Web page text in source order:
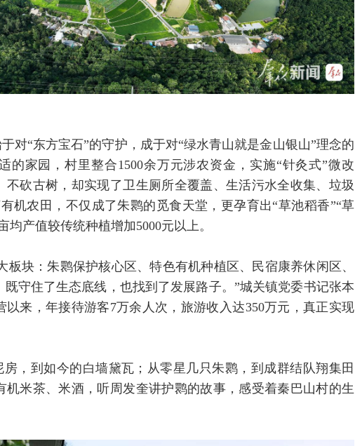
对“东方宝石”的守护，成于对“绿水青山就是金山银山”理念的
的家园，村里整合1500余万元涉农资金，实施“针灸式”微改
不砍古树，却实现了卫生厕所全覆盖、生活污水全收集、垃圾
机农田，不仅成了朱鹮的觅食天堂，更孕育出“草池稻香”“草
均产值较传统种植增加5000元以上。
板块：朱鹮保护核心区、特色有机种植区、民宿康养休闲区、
守住了生态底线，也找到了发展路子。”城关镇党委书记张本
以来，年接待游客7万余人次，旅游收入达350万元，真正实现
，到如今的白墙黛瓦；从零星几只朱鹮，到成群结队翔集田
机米茶、米酒，听周发奎讲护鹮的故事，感受着秦巴山村的生